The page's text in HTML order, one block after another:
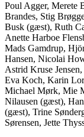
Poul Agger, Merete
Brandes, Stig
Busk (gæst), Ruth
Anette Harboe
Mads Gamdrup,
Hansen, Nicolai
Astrid Kruse
Eva Koch, Karin
Michael Mørk, Mie
Nilausen (gæst),
(gæst), Trine
Sørensen, Jette